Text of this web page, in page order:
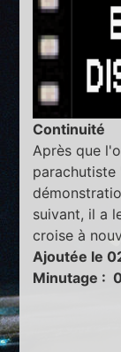
Continuité
Après que
suivant, il a
croise à
Ajoutée le
Minutage :